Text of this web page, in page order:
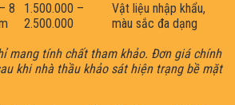
8
1.500.000 –
2.500.000
Vật liệu nhập khẩu,
màu sắc đa dạng
mang tính chất tham khảo. Đơn giá chính
khi nhà thầu khảo sát hiện trạng bề mặt